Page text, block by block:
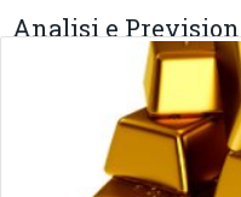
Analisi e